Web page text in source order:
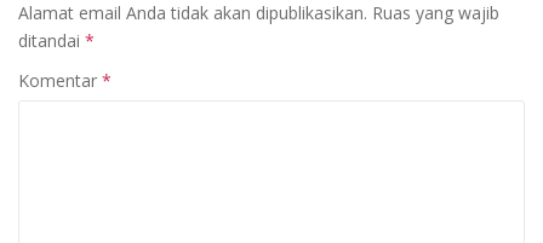
Alamat email Anda tidak akan dipublikasikan. Ruas yang wajib
ditandai *
Komentar *